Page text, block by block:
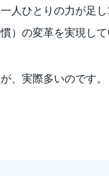
人ひとりの力が足
）の変革を実現して
、実際多いのです。